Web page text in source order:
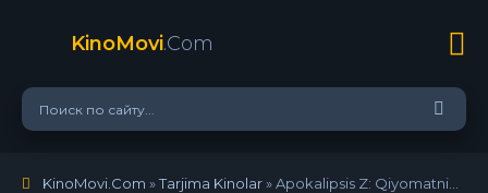
KinoMovi.Com
KinoMovi.Com »Tarjima Kinolar» Apokalipsis Z: Qiyomatning boshlanishi Ispaniya filmi Uzbek tilida O'zbekcha 2024 tarjima kino Full HD tas-ix skachat